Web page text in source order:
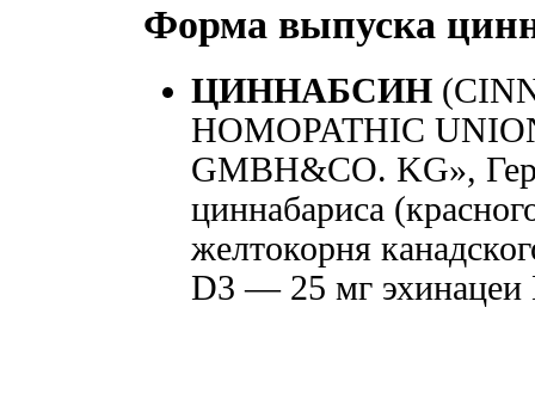
Форма выпуска
ЦИННАБСИН
HOMOPATHIC
GMBH&CO. KG»,
циннабариса
желтокорня
D3 — 25 мг